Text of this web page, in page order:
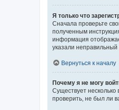
Я только что
Сначала проверьте
полученным
информация
указали
Вернуться к началу
Почему я не могу
Существует
проверить, не был ли